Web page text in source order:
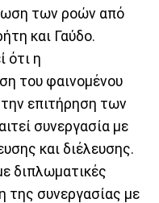
των ροών από
και Γαύδο.
ότι η
του φαινομένου
επιτήρηση των
συνεργασία με
και διέλευσης.
διπλωματικές
της συνεργασίας με